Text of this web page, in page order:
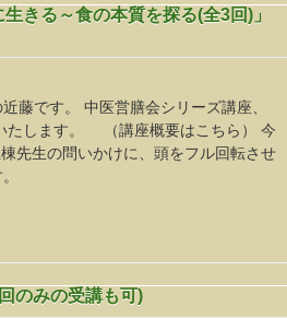
きる～食の本質を探る(全3回)」
藤です。 中医営膳会シリーズ講座、
たします。 （講座概要はこちら） 今
先生の問いかけに、頭をフル回転させ
のみの受講も可)